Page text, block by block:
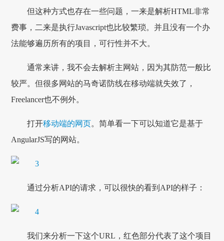
但这种方式也存在一些问题，一来是解析HTML非常
费事，二来是执行Javascript也比较繁琐。并且没有一个办
法能够遍历所有的项目，可行性并不大。
通常来讲，我不会去解析主网站，因为其防范一般比
较严。但很多网站的马奇诺防线在移动端就失效了，
Freelancer也不例外。
打开移动端的网页。简单看一下可以知道它是基于
AngularJS写的网站。
通过分析API的请求，可以很快的看到API的样子：
我们来分析一下这个URL，红色部分代表了这个项目